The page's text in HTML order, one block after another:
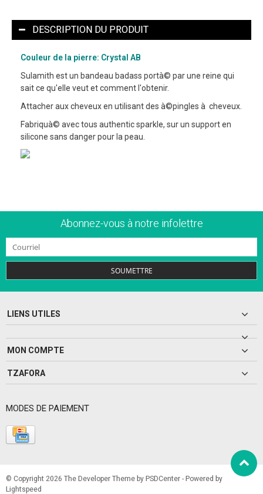
DESCRIPTION DU PRODUIT
Couleur de la pierre: Crystal AB
Sulamith est un bandeau badass portà© par une reine qui
sait ce qu'elle veut et comment l'obtenir.
Attacher aux cheveux en utilisant des à©pingles à cheveux.
Fabriquà© avec tous authentic sparkle, sur un support en
silicone sans danger pour la peau.
Abonnez-vous à notre infolettre
SOUMETTRE
LIENS UTILES
MON COMPTE
TZAFORA
MODES DE PAIEMENT
© Copyright 2026 The Developer Theme by PSDCenter - Powered by
Lightspeed